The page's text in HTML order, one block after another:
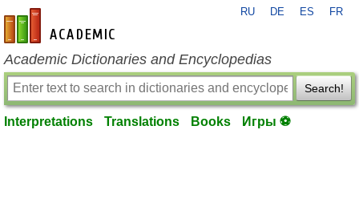
en-academic.com
RU DE ES FR
Academic Dictionaries and Encyclopedias
Search!
Interpretations Translations Books Игры ⚽